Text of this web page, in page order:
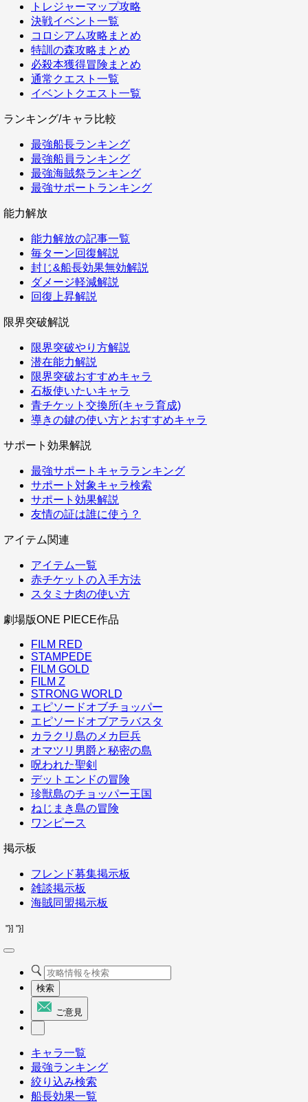
トレジャーマップ攻略
決戦イベント一覧
コロシアム攻略まとめ
特訓の森攻略まとめ
必殺本獲得冒険まとめ
通常クエスト一覧
イベントクエスト一覧
ランキング/キャラ比較
最強船長ランキング
最強船員ランキング
最強海賊祭ランキング
最強サポートランキング
能力解放
能力解放の記事一覧
毎ターン回復解説
封じ&船長効果無効解説
ダメージ軽減解説
回復上昇解説
限界突破解説
限界突破やり方解説
潜在能力解説
限界突破おすすめキャラ
石板使いたいキャラ
青チケット交換所(キャラ育成)
導きの鍵の使い方とおすすめキャラ
サポート効果解説
最強サポートキャラランキング
サポート対象キャラ検索
サポート効果解説
友情の証は誰に使う？
アイテム関連
アイテム一覧
赤チケットの入手方法
スタミナ肉の使い方
劇場版ONE PIECE作品
FILM RED
STAMPEDE
FILM GOLD
FILM Z
STRONG WORLD
エピソードオブチョッパー
エピソードオブアラバスタ
カラクリ島のメカ巨兵
オマツリ男爵と秘密の島
呪われた聖剣
デットエンドの冒険
珍獣島のチョッパー王国
ねじまき島の冒険
ワンピース
掲示板
フレンド募集掲示板
雑談掲示板
海賊同盟掲示板
"}] "}]
検索
ご意見
キャラ一覧
最強ランキング
絞り込み検索
船長効果一覧